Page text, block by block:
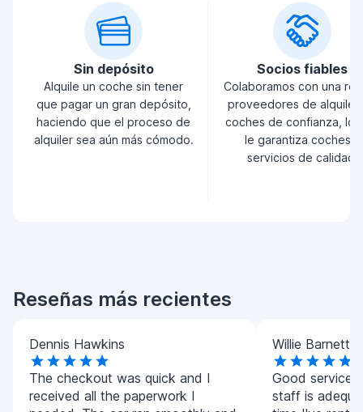
Sin depósito
Alquile un coche sin tener
que pagar un gran depósito,
haciendo que el proceso de
alquiler sea aún más cómodo.
Socios fiables
Colaboramos con una
proveedores de alquiler
coches de confianza, lo
le garantiza coches y
servicios de calidad.
Reseñas más recientes
Dennis Hawkins
The checkout was quick and I
received all the paperwork I
Willie Barnett
Good
staff is